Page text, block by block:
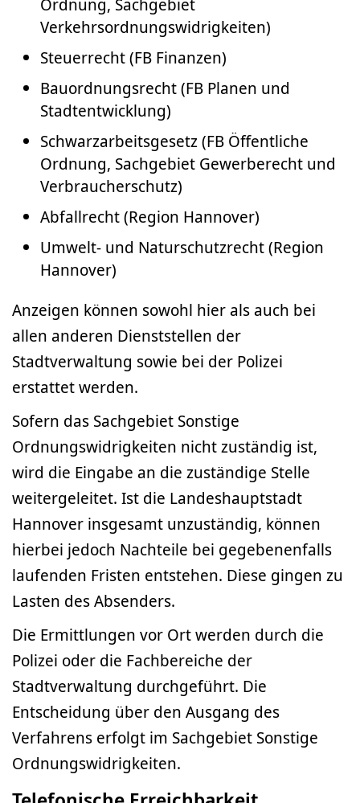
Ordnung, Sachgebiet
Verkehrsordnungswidrigkeiten)
Steuerrecht (FB Finanzen)
Bauordnungsrecht (FB Planen und
Stadtentwicklung)
Schwarzarbeitsgesetz (FB Öffentliche
Ordnung, Sachgebiet Gewerberecht und
Verbraucherschutz)
Abfallrecht (Region Hannover)
Umwelt- und Naturschutzrecht (Region
Hannover)
Anzeigen können sowohl hier als auch bei
allen anderen Dienststellen der
Stadtverwaltung sowie bei der Polizei
erstattet werden.
Sofern das Sachgebiet Sonstige
Ordnungswidrigkeiten nicht zuständig ist,
wird die Eingabe an die zuständige Stelle
weitergeleitet. Ist die Landeshauptstadt
Hannover insgesamt unzuständig, können
hierbei jedoch Nachteile bei gegebenenfalls
laufenden Fristen entstehen. Diese gingen zu
Lasten des Absenders.
Die Ermittlungen vor Ort werden durch die
Polizei oder die Fachbereiche der
Stadtverwaltung durchgeführt. Die
Entscheidung über den Ausgang des
Verfahrens erfolgt im Sachgebiet Sonstige
Ordnungswidrigkeiten.